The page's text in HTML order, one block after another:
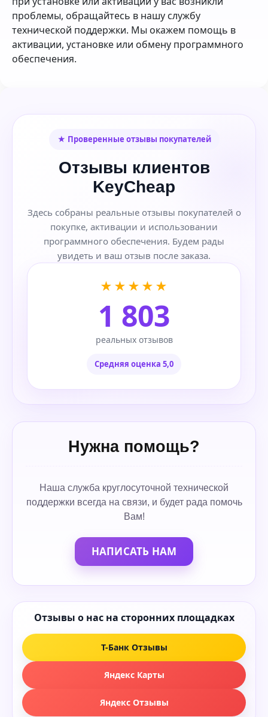
проблемы, обращайтесь в нашу службу
технической поддержки. Мы окажем помощь в
активации, установке или обмену программного
обеспечения.
★ Проверенные отзывы покупателей
Отзывы клиентов
KeyCheap
Здесь собраны реальные отзывы покупателей о
покупке, активации и использовании
программного обеспечения. Будем рады
увидеть и ваш отзыв после заказа.
★★★★★
1 803
реальных отзывов
Средняя оценка 5,0
Нужна помощь?
Наша служба круглосуточной технической
поддержки всегда на связи, и будет рада помочь
Вам!
НАПИСАТЬ НАМ
Отзывы о нас на сторонних площадках
Т-Банк Отзывы
Яндекс Карты
Яндекс Отзывы